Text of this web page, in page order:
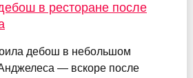
в ресторане после
дебош в небольшом
— вскоре после